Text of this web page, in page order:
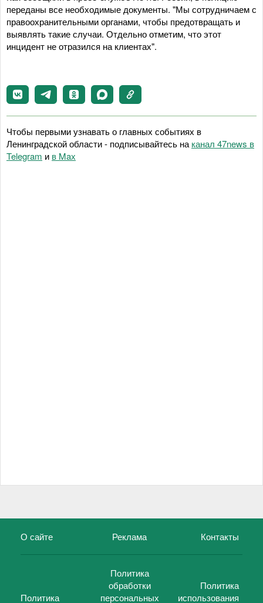
переданы все необходимые документы. "Мы сотрудничаем с
правоохранительными органами, чтобы предотвращать и
выявлять такие случаи. Отдельно отметим, что этот
инцидент не отразился на клиентах".
Чтобы первыми узнавать о главных событиях в
Ленинградской области - подписывайтесь на канал 47news в
Telegram и в Maх
О сайте Реклама Контакты
Политика
Политика
обработки
персональных
Политика
использования